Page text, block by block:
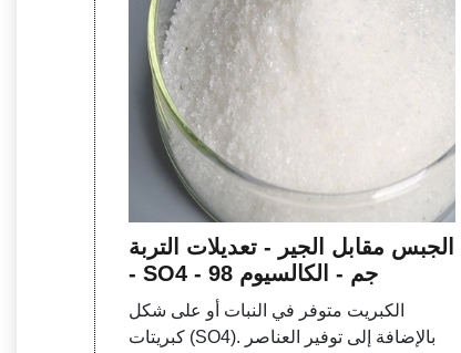
الجبس مقابل الجير - تعديلات التربة
- SO4 - 98 جم - الكالسيوم
الكبريت متوفر في النبات أو على شكل
كبريتات (SO4). بالإضافة إلى توفير العناصر